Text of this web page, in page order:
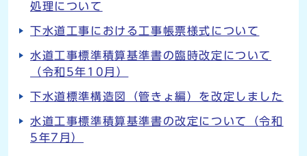
処理について
下水道工事における工事帳票様式について
水道工事標準積算基準書の臨時改定について
（令和5年10月）
下水道標準構造図（管きょ編）を改定しました
水道工事標準積算基準書の改定について（令和
5年7月）